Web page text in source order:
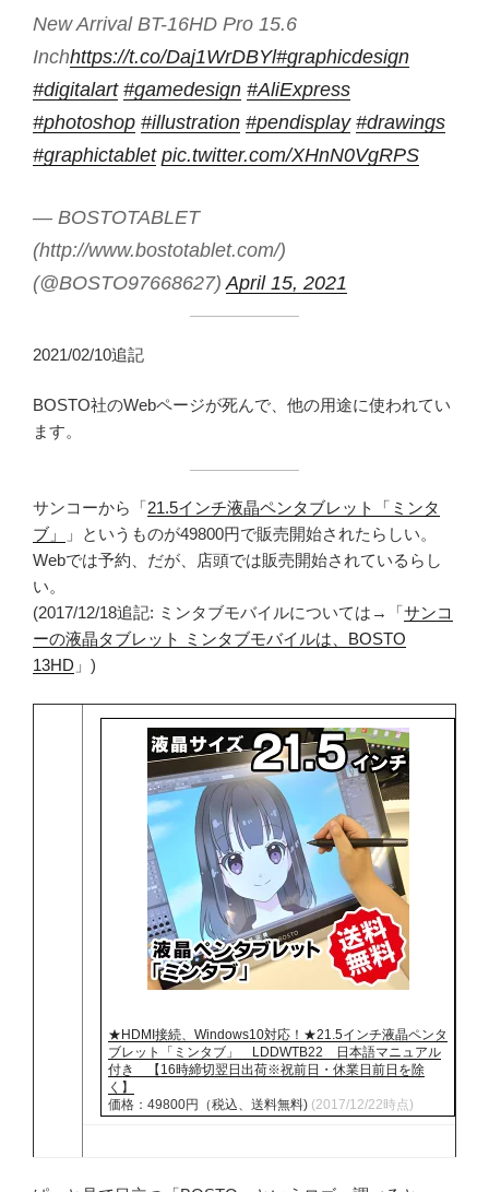
New Arrival BT-16HD Pro 15.6
Inchhttps://t.co/Daj1WrDBYl#graphicdesign
#digitalart #gamedesign #AliExpress
#photoshop #illustration #pendisplay #drawings
#graphictablet pic.twitter.com/XHnN0VgRPS
— BOSTOTABLET
(http://www.bostotablet.com/)
(@BOSTO97668627)April 15, 2021
2021/02/10追記
BOSTO社のWebページが死んで、他の用途に使われてい
ます。
サンコーから「21.5インチ液晶ペンタブレット「ミンタ
ブ」
」というものが49800円で販売開始されたらしい。
Webでは予約、だが、店頭では販売開始されているらし
い。
(2017/12/18追記: ミンタブモバイルについては→「サンコ
ーの液晶タブレット ミンタブモバイルは、BOSTO
13HD 」)
★HDMI接続、Windows10対応！★21.5インチ液晶ペンタ
ブレット「ミンタブ」 LDDWTB22 日本語マニュアル
付き 【16時締切翌日出荷※祝前日・休業日前日を除
く】
価格：49800円（税込、送料無料) (2017/12/22時点)